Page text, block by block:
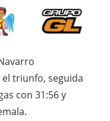
triunfo, seguida
con 31:56 y